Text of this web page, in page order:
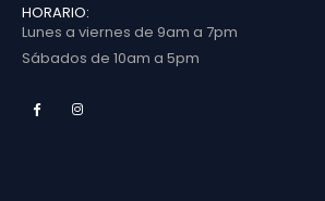
HORARIO:
Lunes a viernes de 9am a 7pm
Sábados de 10am a 5pm